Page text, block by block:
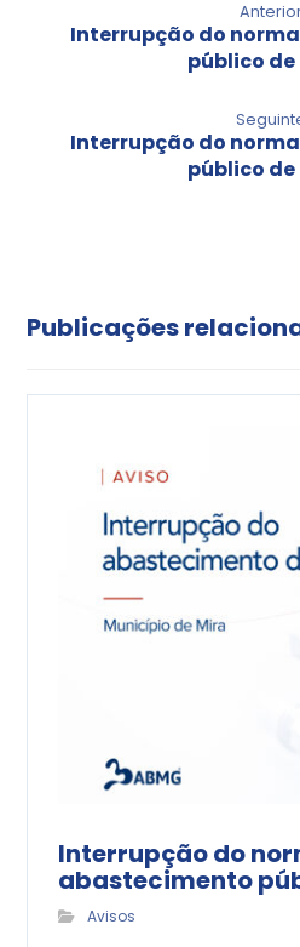
Interrupção do
público
Interrupção do
público
Publicações
Interrupção do
abastecimento
Avisos